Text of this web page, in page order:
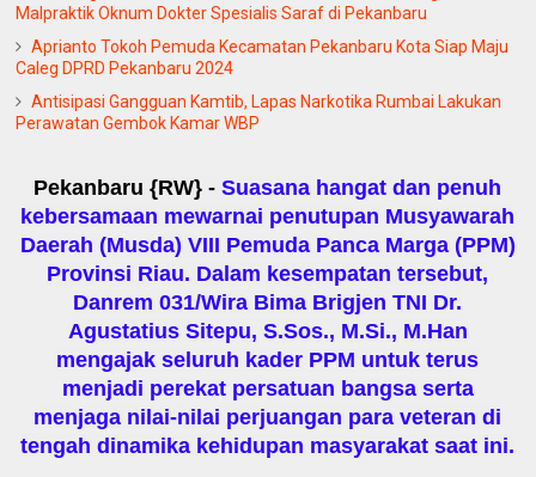
Malpraktik Oknum Dokter Spesialis Saraf di Pekanbaru
Aprianto Tokoh Pemuda Kecamatan Pekanbaru Kota Siap Maju
Caleg DPRD Pekanbaru 2024
Antisipasi Gangguan Kamtib, Lapas Narkotika Rumbai Lakukan
Perawatan Gembok Kamar WBP
Pekanbaru {RW} -Suasana hangat dan penuh
kebersamaan mewarnai penutupan Musyawarah
Daerah (Musda) VIII Pemuda Panca Marga (PPM)
Provinsi Riau. Dalam kesempatan tersebut,
Danrem 031/Wira Bima Brigjen TNI Dr.
Agustatius Sitepu, S.Sos., M.Si., M.Han
mengajak seluruh kader PPM untuk terus
menjadi perekat persatuan bangsa serta
menjaga nilai-nilai perjuangan para veteran di
tengah dinamika kehidupan masyarakat saat ini.